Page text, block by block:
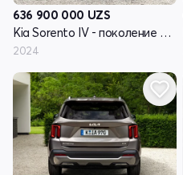
636 900 000 UZS
Kia Sorento IV - поколение рестайлинг
2024